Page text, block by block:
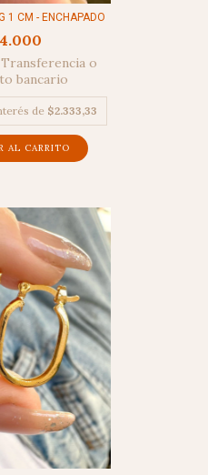
1 CM - ENCHAPADO
Transferencia o
bancario
de $2.333,33